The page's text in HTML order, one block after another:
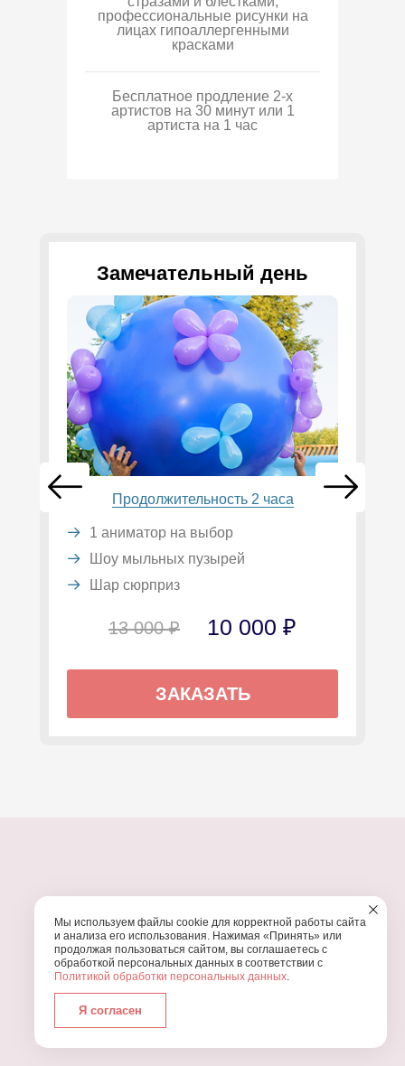
профессиональные рисунки на
лицах гипоаллергенными
красками
Бесплатное продление 2-х
артистов на 30 минут или 1
артиста на 1 час
Замечательный день
Продолжительность 2 часа
1 аниматор на выбор
Шоу мыльных пузырей
Шар сюрприз
13 000 ₽ 10 000 ₽
ЗАКАЗАТЬ
УЗНАЙТЕ, ПОЧЕМУ ПРОВЕДЕНИЕВАШЕГО
ПРАЗДНИКА СТОИТ ДОВЕРИТЬ НАМ
Работаем с 2016 года
Мы используем файлы cookie для корректной работы сайта
и анализа его использования. Нажимая «Принять» или
продолжая пользоваться сайтом, вы соглашаетесь с
обработкой персональных данных в соответствии с
Политикой обработки персональных данных.
Я согласен